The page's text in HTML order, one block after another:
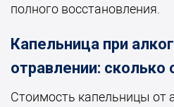
полного восстановления.
Капельница при
отравлении: сколько
Стоимость капельницы от